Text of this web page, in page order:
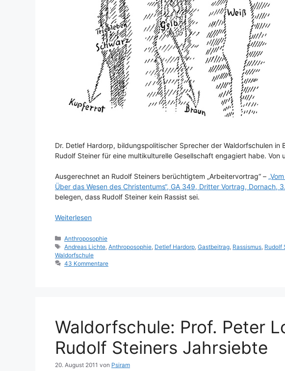
Dr. Detlef Hardorp, bildungspolitischer Sprecher der Waldorfschulen
Rudolf Steiner für eine multikulturelle Gesellschaft engagiert habe. Von
Ausgerechnet an Rudolf Steiners berüchtigtem „Arbeitervortrag“ –
Über das Wesen des Christentums“, GA 349, Dritter Vortrag, Dornach,
belegen, dass Rudolf Steiner kein Rassist sei.
Weiterlesen
Kategorien
Anthroposophie
Schlagwörter
Andreas Lichte ,Anthroposophie Detlef Hardorp ,Gastbeitrag Rassismus Rudolf
Waldorfschule
43 Kommentare
Waldorfschule: Prof. Peter
Rudolf Steiners Jahrsiebte
20. August 2011 von Psiram